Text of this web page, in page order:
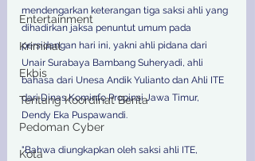
Entertainment
Kriminal
Ekbis
Tentang Koordinat Berita
Pedoman Cyber
Kota
mendengarkan keterangan tiga saksi ahli yang
dihadirkan jaksa penuntut umum pada
persidangan hari ini, yakni ahli pidana dari
Unair Surabaya Bambang Suheryadi, ahli
bahasa dari Unesa Andik Yulianto dan Ahli ITE
dari Dinas Kominfo Propinsi Jawa Timur,
Dendy Eka Puspawandi.
"Bahwa diungkapkan oleh saksi ahli ITE,